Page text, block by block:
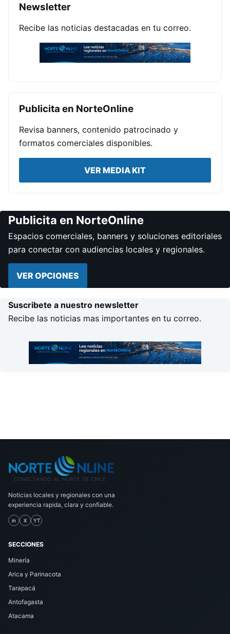
Newsletter
Recibe las noticias destacadas en tu correo.
Publicita en NorteOnline
Revisa banners, contenido patrocinado y
formatos comerciales disponibles.
VER MEDIA KIT
Publicita en NorteOnline
Espacios comerciales, banners y soluciones editoriales
para conectar con audiencias locales y regionales.
VER OPCIONES
Suscribete a nuestro newsletter
Recibe las noticias mas importantes en tu correo.
Noticias locales y regionales con una
experiencia rapida, clara y confiable.
in X YT
SECCIONES
Minería
Arica y Parinacota
Tarapacá
Antofagasta
Atacama